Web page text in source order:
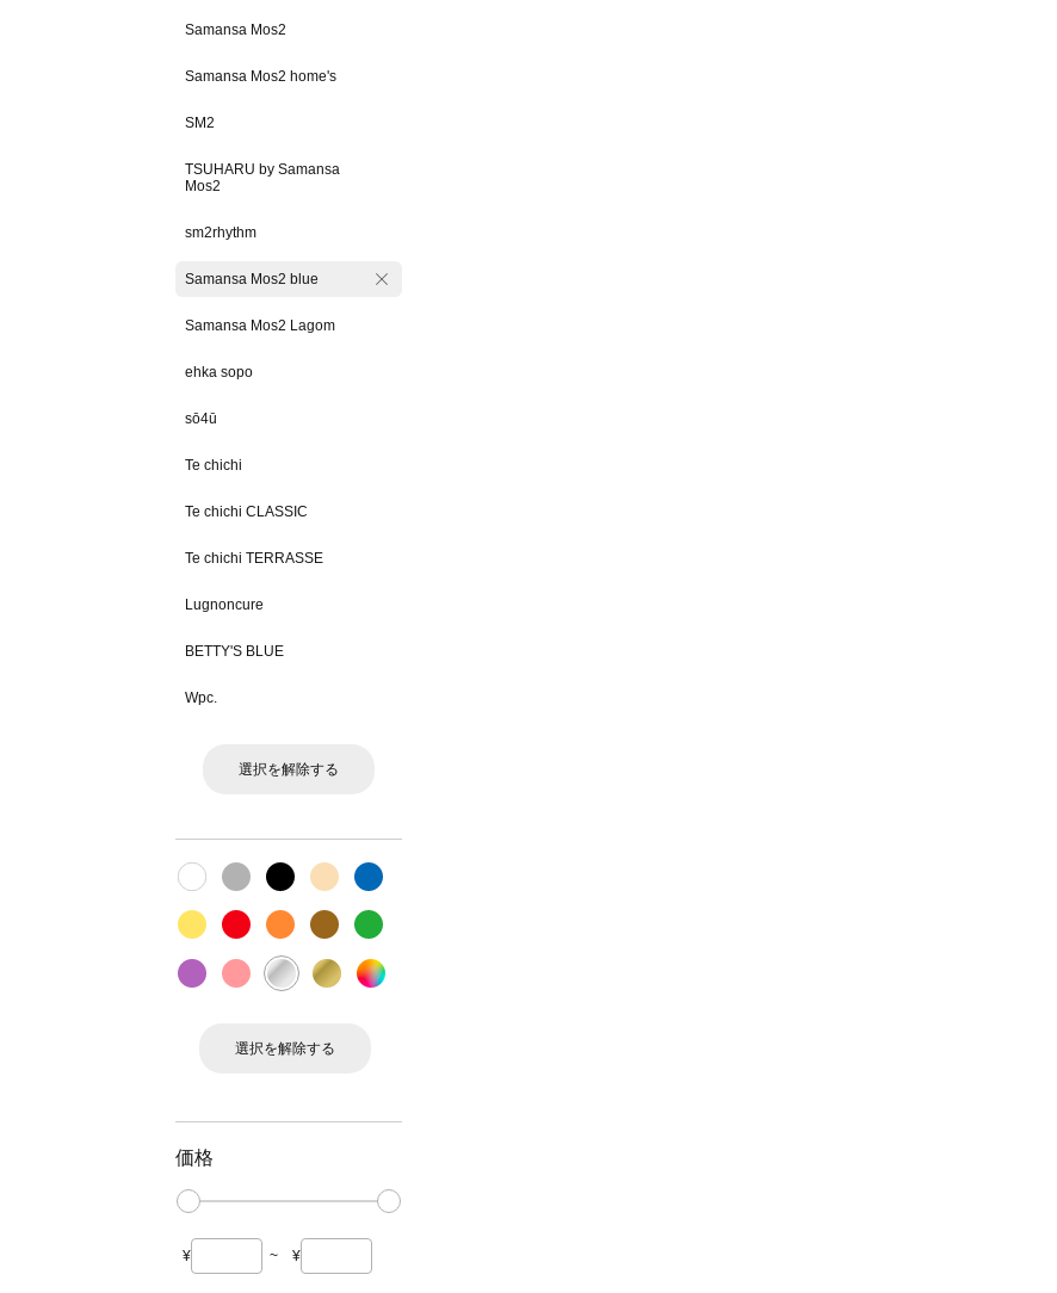
Samansa Mos2
Samansa Mos2 home's
SM2
TSUHARU by Samansa
Mos2
sm2rhythm
Samansa Mos2 blue
Samansa Mos2 Lagom
ehka sopo
sō4ū
Te chichi
Te chichi CLASSIC
Te chichi TERRASSE
Lugnoncure
BETTY'S BLUE
Wpc.
選択を解除する
選択を解除する
価格
¥ ~ ¥